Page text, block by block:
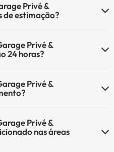
Privé &
estimação?
Privé &
24 horas?
Privé &
Privé &
nas áreas